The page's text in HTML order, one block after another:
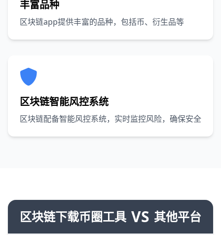
丰富品种
区块链app提供丰富的品种，包括币、衍生品等
区块链智能风控系统
区块链配备智能风控系统，实时监控风险，确保安全
区块链下载币圈工具 VS 其他平台